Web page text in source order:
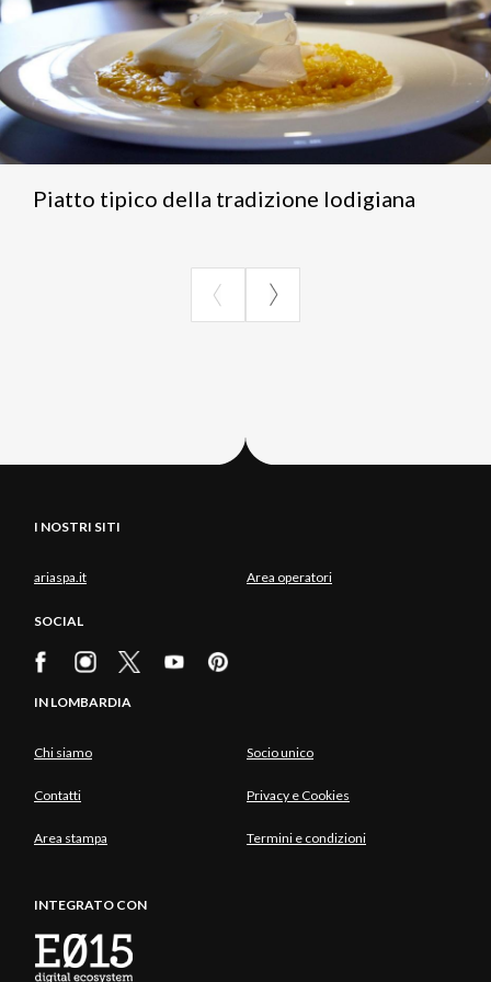
Piatto tipico della tradizione lodigiana
I NOSTRI SITI
ariaspa.it Area operatori
SOCIAL
IN LOMBARDIA
Chi siamo Socio unico
Contatti Privacy e Cookies
Area stampa Termini e condizioni
INTEGRATO CON